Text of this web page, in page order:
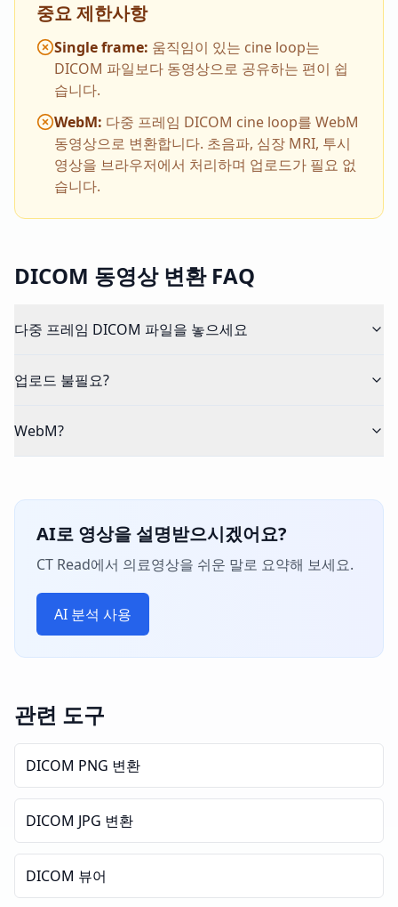
중요 제한사항
Single frame: 움직임이 있는 cine loop는
DICOM 파일보다 동영상으로 공유하는 편이 쉽
습니다.
WebM: 다중 프레임 DICOM cine loop를 WebM
동영상으로 변환합니다. 초음파, 심장 MRI, 투시
영상을 브라우저에서 처리하며 업로드가 필요 없
습니다.
DICOM 동영상 변환 FAQ
다중 프레임 DICOM 파일을 놓으세요
업로드 불필요?
WebM?
AI로 영상을 설명받으시겠어요?
CT Read에서 의료영상을 쉬운 말로 요약해 보세요.
AI 분석 사용
관련 도구
DICOM PNG 변환
DICOM JPG 변환
DICOM 뷰어